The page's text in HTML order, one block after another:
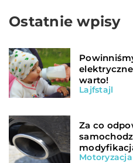
Ostatnie wpisy
warto!
Lajfstajl
Za co